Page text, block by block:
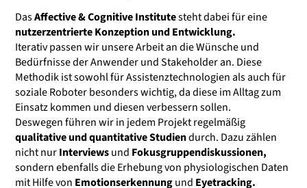
DasAffective & Cognitive Institutesteht dabei für eine
nutzerzentrierte Konzeption und Entwicklung.
Iterativ passen wir unsere Arbeit an die Wünsche und
Bedürfnisse der Anwender und Stakeholder an. Diese
Methodik ist sowohl für Assistenztechnologien als auch für
soziale Roboter besonders wichtig, da diese im Alltag zum
Einsatz kommen und diesen verbessern sollen.
Deswegen führen wir in jedem Projekt regelmäßig
qualitative und quantitative Studiendurch. Dazu zählen
nicht nurInterviewsund Fokusgruppendiskussionen,
sondern ebenfalls die Erhebung von physiologischen Daten
mit Hilfe von Emotionserkennungund Eyetracking.